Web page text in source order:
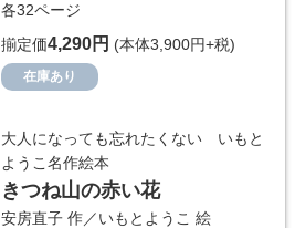
各32ページ
揃定価4,290円 (本体3,900円+税)
在庫あり
大人になっても忘れたくない いもと
ようこ名作絵本
きつね山の赤い花
安房直子 作／いもとようこ 絵